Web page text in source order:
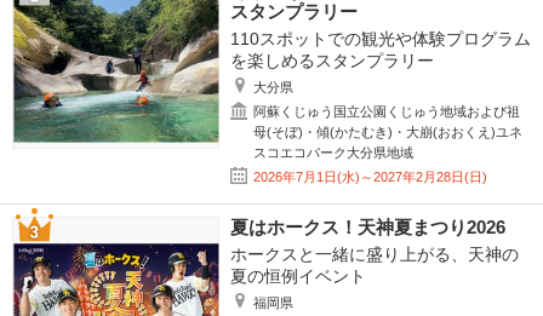
スタンプラリー
110スポットでの観光や体験プログラム
を楽しめるスタンプラリー
大分県
阿蘇くじゅう国立公園くじゅう地域および祖
母(そぼ)・傾(かたむき)・大崩(おおくえ)ユネ
スコエコパーク大分県地域
2026年7月1日(水)～2027年2月28日(日)
夏はホークス！天神夏まつり2026
ホークスと一緒に盛り上がる、天神の
夏の恒例イベント
福岡県